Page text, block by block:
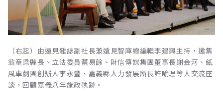
（右起）由遠見雜誌副社長兼遠見智庫總編輯李建興主持，邀集
翁章梁縣長、立法委員蔡易餘、財信傳媒集團董事長謝金河、紙
風車劇團創辦人李永豐、嘉義縣人力發展所長許喻理等人交流座
談，回顧嘉義八年施政軌跡。